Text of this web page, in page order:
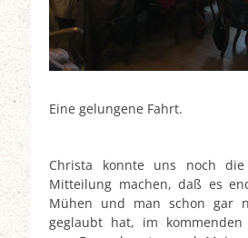
Eine gelungene Fahrt.
Christa konnte uns noch
Mitteilung machen, daß es
Mühen und man schon gar
geglaubt hat, im kommenden